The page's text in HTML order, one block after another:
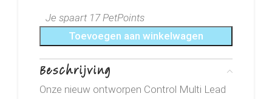
Je spaart 17 PetPoints
Toevoegen aan winkelwagen
Beschrijving
Onze nieuw ontworpen Control Multi Lead